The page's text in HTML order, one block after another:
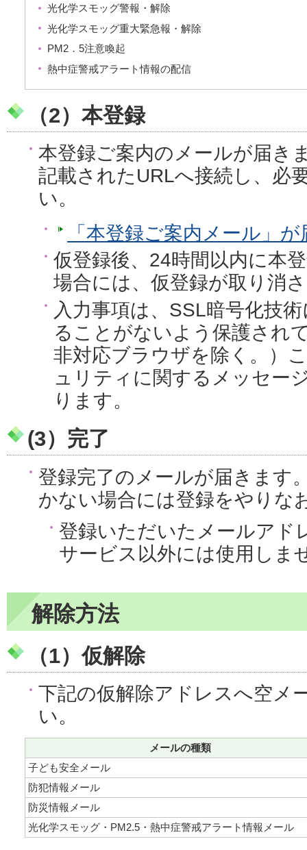
光化学スモッグ警報・解除
光化学スモッグ重大緊急報・解除
PM2．5注意喚起
熱中症警戒アラート情報の配信
（2）本登録
本登録ご案内のメールが届き
記載されたURLへ接続し、必
い。
「本登録ご案内メール」
仮登録後、24時間以内に本
場合には、仮登録が取り消
入力事項は、SSL暗号化技
ることがないよう保護され
非対応ブラウザを除く。）
ュリティに関するメッセー
ります。
(3）完了
登録完了のメールが届きます
かない場合には登録をやりな
登録いただいたメールアド
サービス以外には使用しま
解除方法
（1）仮解除
下記の仮解除アドレスへ空メ
い。
メールの種類
子ども安全メール
防犯情報メール
防災情報メール
光化学スモッグ・PM2.5・熱中症警戒アラート情報メール